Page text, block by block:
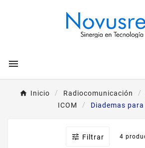

Inicio Radiocomunicación
ICOM
Diademas para
 Filtrar 4